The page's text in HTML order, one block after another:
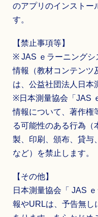
のアプリのインストー
す。
【禁止事項等】
※ JAS ｅラーニングシ
情報（教材コンテンツ
は、公益社団法人日本
※日本測量協会「JAS
情報について、著作権
る可能性のある行為（
製、印刷、頒布、貸与
など）を禁止します。
【その他】
日本測量協会「 JAS
報やURLは、予告無し